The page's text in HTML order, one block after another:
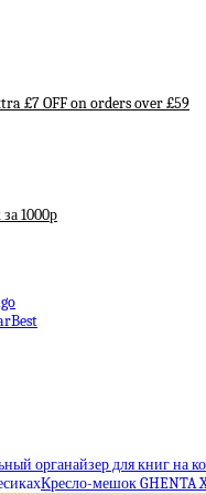
£7 OFF on orders over £59
1000р
органайзер для книг на
Кресло-мешок GHENTA